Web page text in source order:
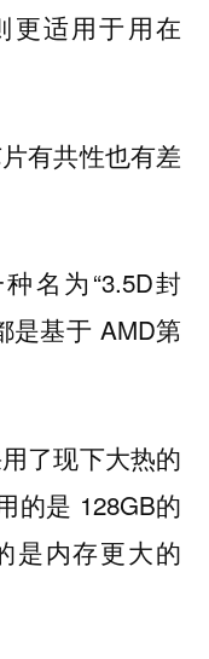
更适用于用在
有共性也有差
名为“3.5D封
是基于 AMD第
了现下大热的
的是 128GB的
是内存更大的